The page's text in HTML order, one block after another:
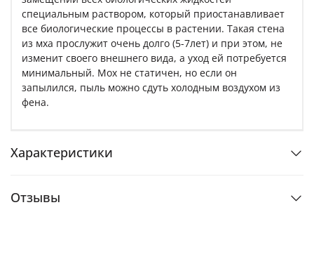
специальным раствором, который приостанавливает
все биологические процессы в растении. Такая стена
из мха прослужит очень долго (5-7лет) и при этом, не
изменит своего внешнего вида, а уход ей потребуется
минимальный. Мох не статичен, но если он
запылился, пыль можно сдуть холодным воздухом из
фена.
Характеристики
Отзывы